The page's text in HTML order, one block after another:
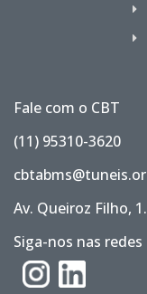
Fale com o CBT
(11) 95310-3620
Av. Queiroz Filho,
Siga-nos nas redes